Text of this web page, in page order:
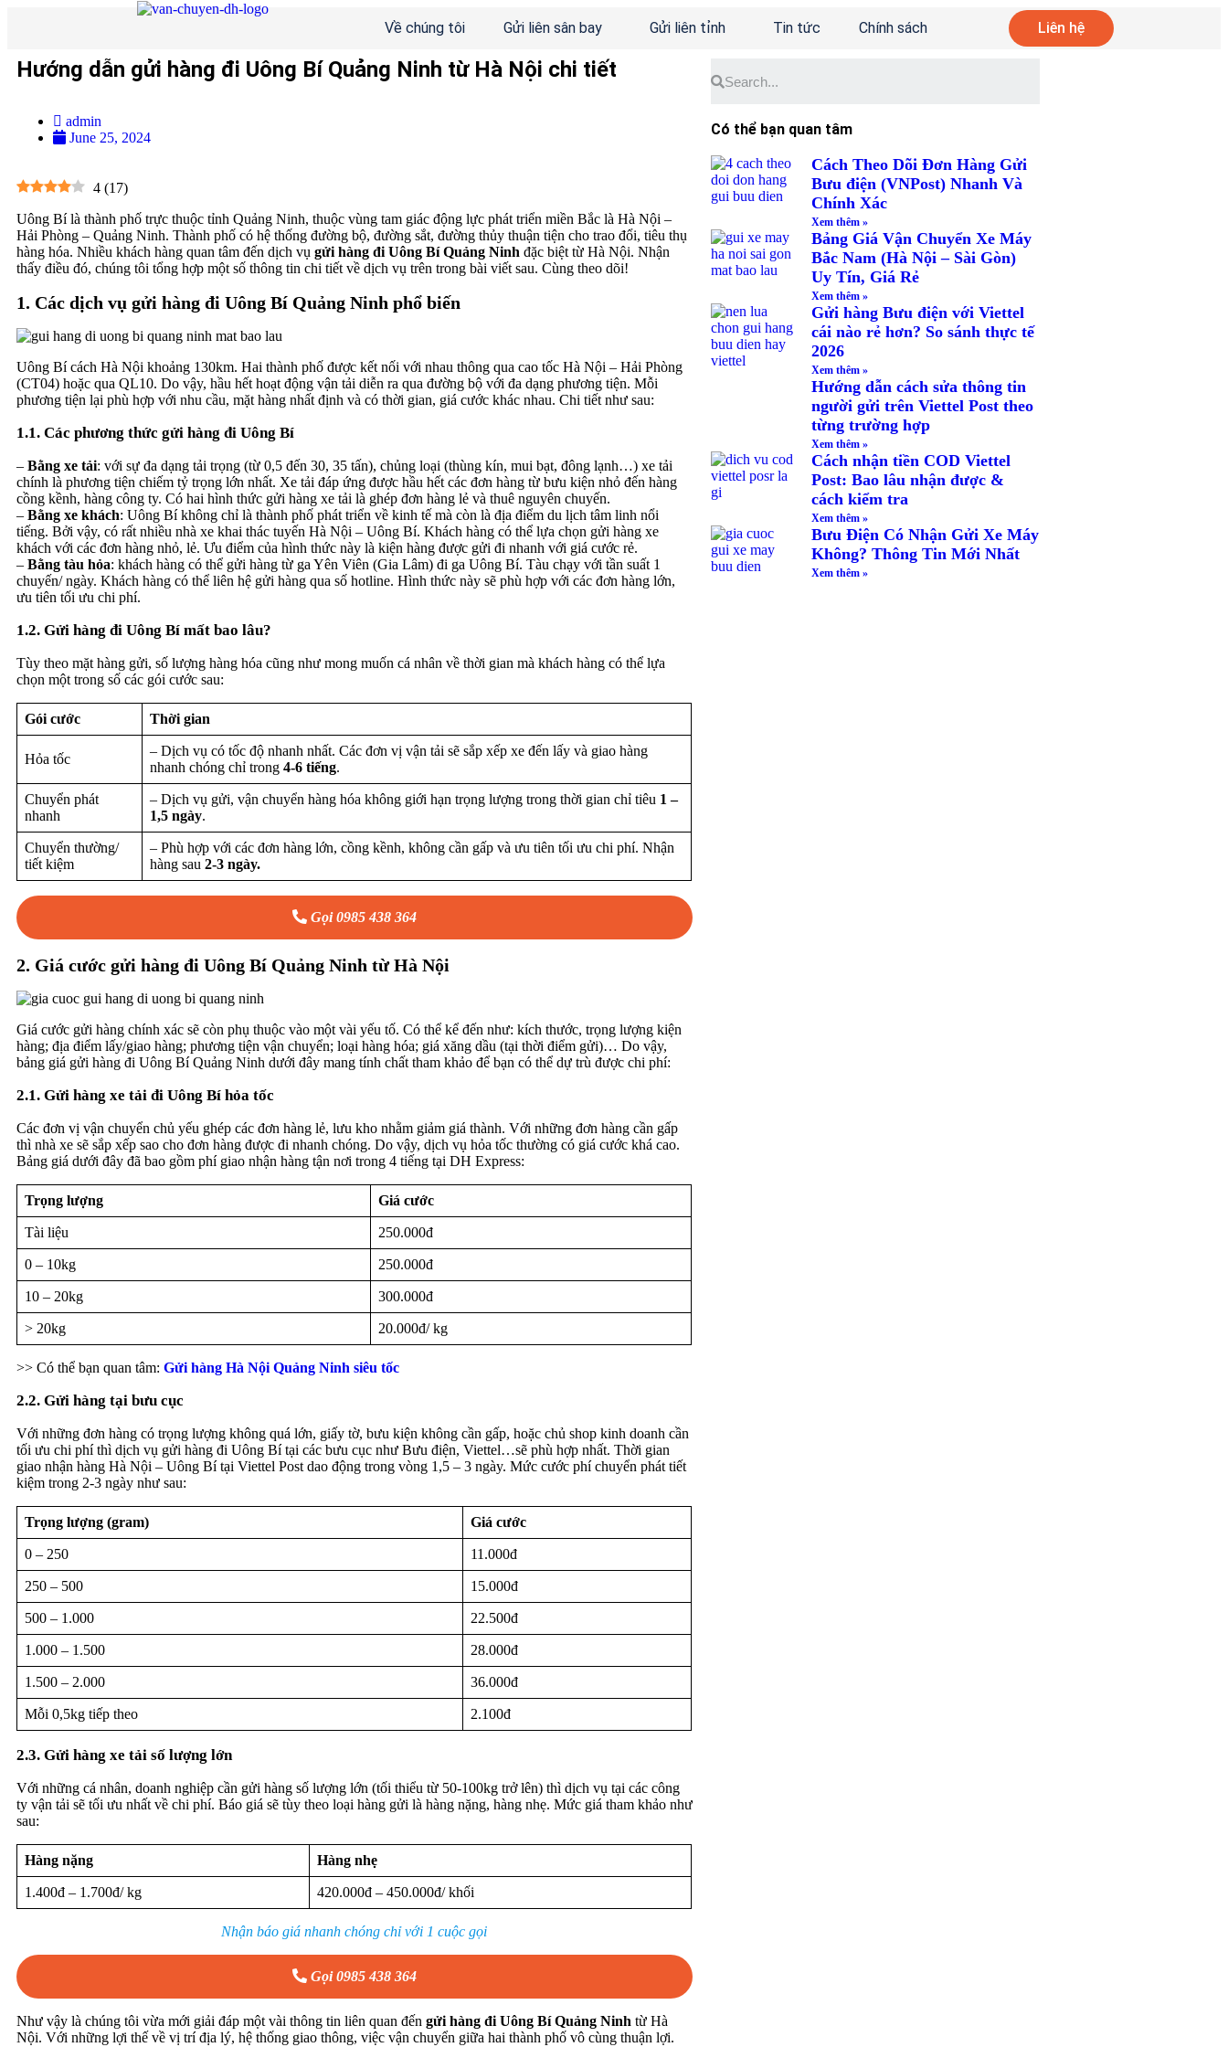
Về chúng tôi Gửi liên sân bay Gửi liên tỉnh Tin tức Chính sách Liên hệ
Hướng dẫn gửi hàng đi Uông Bí Quảng Ninh từ Hà Nội chi tiết
admin
June 25, 2024
4 (17)
Uông Bí là thành phố trực thuộc tỉnh Quảng Ninh, thuộc vùng tam giác động lực phát triển miền Bắc là Hà Nội –
Hải Phòng – Quảng Ninh. Thành phố có hệ thống đường bộ, đường sắt, đường thủy thuận tiện cho trao đổi, tiêu thụ
hàng hóa. Nhiều khách hàng quan tâm đến dịch vụ gửi hàng đi Uông Bí Quảng Ninh đặc biệt từ Hà Nội. Nhận
thấy điều đó, chúng tôi tổng hợp một số thông tin chi tiết về dịch vụ trên trong bài viết sau. Cùng theo dõi!
1. Các dịch vụ gửi hàng đi Uông Bí Quảng Ninh phổ biến
Uông Bí cách Hà Nội khoảng 130km. Hai thành phố được kết nối với nhau thông qua cao tốc Hà Nội – Hải Phòng
(CT04) hoặc qua QL10. Do vậy, hầu hết hoạt động vận tải diễn ra qua đường bộ với đa dạng phương tiện. Mỗi
phương tiện lại phù hợp với nhu cầu, mặt hàng nhất định và có thời gian, giá cước khác nhau. Chi tiết như sau:
1.1. Các phương thức gửi hàng đi Uông Bí
– Bằng xe tải: với sự đa dạng tải trọng (từ 0,5 đến 30, 35 tấn), chủng loại (thùng kín, mui bạt, đông lạnh…) xe tải
chính là phương tiện chiếm tỷ trọng lớn nhất. Xe tải đáp ứng được hầu hết các đơn hàng từ bưu kiện nhỏ đến hàng
cồng kềnh, hàng công ty. Có hai hình thức gửi hàng xe tải là ghép đơn hàng lẻ và thuê nguyên chuyến.
– Bằng xe khách: Uông Bí không chỉ là thành phố phát triển về kinh tế mà còn là địa điểm du lịch tâm linh nổi
tiếng. Bởi vậy, có rất nhiều nhà xe khai thác tuyến Hà Nội – Uông Bí. Khách hàng có thể lựa chọn gửi hàng xe
khách với các đơn hàng nhỏ, lẻ. Ưu điểm của hình thức này là kiện hàng được gửi đi nhanh với giá cước rẻ.
– Bằng tàu hỏa: khách hàng có thể gửi hàng từ ga Yên Viên (Gia Lâm) đi ga Uông Bí. Tàu chạy với tần suất 1
chuyến/ ngày. Khách hàng có thể liên hệ gửi hàng qua số hotline. Hình thức này sẽ phù hợp với các đơn hàng lớn,
ưu tiên tối ưu chi phí.
1.2. Gửi hàng đi Uông Bí mất bao lâu?
Tùy theo mặt hàng gửi, số lượng hàng hóa cũng như mong muốn cá nhân về thời gian mà khách hàng có thể lựa
chọn một trong số các gói cước sau:
Gói cước Thời gian
Hỏa tốc
– Dịch vụ có tốc độ nhanh nhất. Các đơn vị vận tải sẽ sắp xếp xe đến lấy và giao hàng
nhanh chóng chỉ trong 4-6 tiếng.
Chuyển phát
nhanh
– Dịch vụ gửi, vận chuyển hàng hóa không giới hạn trọng lượng trong thời gian chỉ tiêu 1 –
1,5 ngày.
Chuyển thường/
tiết kiệm
– Phù hợp với các đơn hàng lớn, cồng kềnh, không cần gấp và ưu tiên tối ưu chi phí. Nhận
hàng sau 2-3 ngày.
Gọi 0985 438 364
2. Giá cước gửi hàng đi Uông Bí Quảng Ninh từ Hà Nội
Giá cước gửi hàng chính xác sẽ còn phụ thuộc vào một vài yếu tố. Có thể kể đến như: kích thước, trọng lượng kiện
hàng; địa điểm lấy/giao hàng; phương tiện vận chuyển; loại hàng hóa; giá xăng dầu (tại thời điểm gửi)… Do vậy,
bảng giá gửi hàng đi Uông Bí Quảng Ninh dưới đây mang tính chất tham khảo để bạn có thể dự trù được chi phí:
2.1. Gửi hàng xe tải đi Uông Bí hỏa tốc
Các đơn vị vận chuyển chủ yếu ghép các đơn hàng lẻ, lưu kho nhằm giảm giá thành. Với những đơn hàng cần gấp
thì nhà xe sẽ sắp xếp sao cho đơn hàng được đi nhanh chóng. Do vậy, dịch vụ hỏa tốc thường có giá cước khá cao.
Bảng giá dưới đây đã bao gồm phí giao nhận hàng tận nơi trong 4 tiếng tại DH Express:
Trọng lượng Giá cước
Tài liệu 250.000đ
0 – 10kg 250.000đ
10 – 20kg 300.000đ
> 20kg 20.000đ/ kg
>> Có thể bạn quan tâm: Gửi hàng Hà Nội Quảng Ninh siêu tốc
2.2. Gửi hàng tại bưu cục
Với những đơn hàng có trọng lượng không quá lớn, giấy tờ, bưu kiện không cần gấp, hoặc chủ shop kinh doanh cần
tối ưu chi phí thì dịch vụ gửi hàng đi Uông Bí tại các bưu cục như Bưu điện, Viettel…sẽ phù hợp nhất. Thời gian
giao nhận hàng Hà Nội – Uông Bí tại Viettel Post dao động trong vòng 1,5 – 3 ngày. Mức cước phí chuyển phát tiết
kiệm trong 2-3 ngày như sau:
Trọng lượng (gram) Giá cước
0 – 250 11.000đ
250 – 500 15.000đ
500 – 1.000 22.500đ
1.000 – 1.500 28.000đ
1.500 – 2.000 36.000đ
Mỗi 0,5kg tiếp theo 2.100đ
2.3. Gửi hàng xe tải số lượng lớn
Với những cá nhân, doanh nghiệp cần gửi hàng số lượng lớn (tối thiểu từ 50-100kg trở lên) thì dịch vụ tại các công
ty vận tải sẽ tối ưu nhất về chi phí. Báo giá sẽ tùy theo loại hàng gửi là hàng nặng, hàng nhẹ. Mức giá tham khảo như
sau:
Hàng nặng Hàng nhẹ
1.400đ – 1.700đ/ kg 420.000đ – 450.000đ/ khối
Nhận báo giá nhanh chóng chỉ với 1 cuộc gọi
Gọi 0985 438 364
Như vậy là chúng tôi vừa mới giải đáp một vài thông tin liên quan đến gửi hàng đi Uông Bí Quảng Ninh từ Hà
Nội. Với những lợi thế về vị trí địa lý, hệ thống giao thông, việc vận chuyển giữa hai thành phố vô cùng thuận lợi.
Có thể bạn quan tâm
Cách Theo Dõi Đơn Hàng Gửi
Bưu điện (VNPost) Nhanh Và
Chính Xác
Xem thêm »
Bảng Giá Vận Chuyển Xe Máy
Bắc Nam (Hà Nội – Sài Gòn)
Uy Tín, Giá Rẻ
Xem thêm »
Gửi hàng Bưu điện với Viettel
cái nào rẻ hơn? So sánh thực tế
2026
Xem thêm »
Hướng dẫn cách sửa thông tin
người gửi trên Viettel Post theo
từng trường hợp
Xem thêm »
Cách nhận tiền COD Viettel
Post: Bao lâu nhận được &
cách kiểm tra
Xem thêm »
Bưu Điện Có Nhận Gửi Xe Máy
Không? Thông Tin Mới Nhất
Xem thêm »